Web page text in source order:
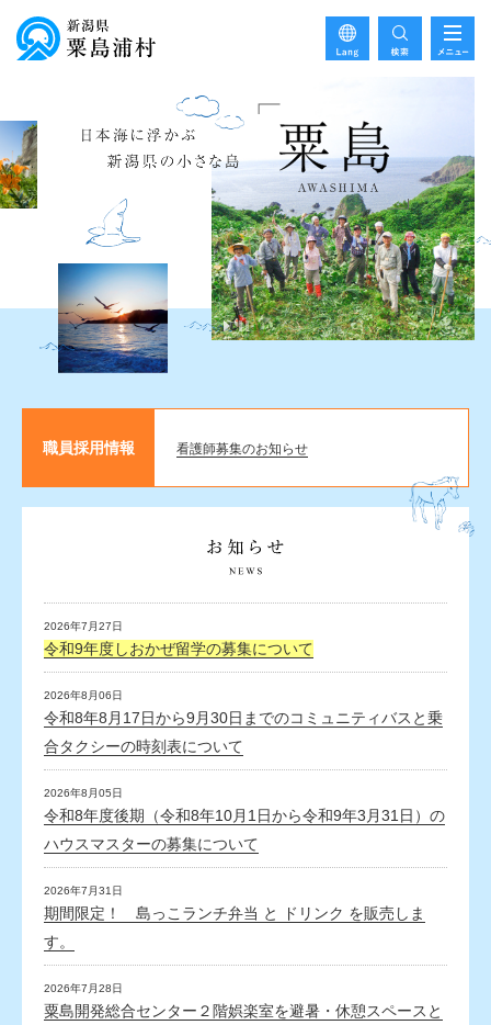
職員採用情報 看護師募集のお知らせ
2026年7月27日
令和9年度しおかぜ留学の募集について
2026年8月06日
令和8年8月17日から9月30日までのコミュニティバスと乗
合タクシーの時刻表について
2026年8月05日
令和8年度後期（令和8年10月1日から令和9年3月31日）の
ハウスマスターの募集について
2026年7月31日
期間限定！ 島っこランチ弁当 と ドリンク を販売しま
す。
2026年7月28日
粟島開発総合センター２階娯楽室を避暑・休憩スペースと